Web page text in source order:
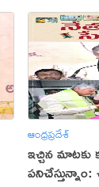
ఆంధ్రప్రదేశ్
ఇచ్చిన మాటకు